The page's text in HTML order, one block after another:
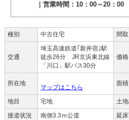
｜営業時間：10：00～20：
種別 中古住宅 間取
交通
埼玉高速鉄道｢新井宿｣駅
徒歩26分 JR京浜東北線
「川口」駅バス30分
価格
所在地
マップはこちら
面積
地目 宅地 土地
接道状況
南側3.3ｍ公道 延